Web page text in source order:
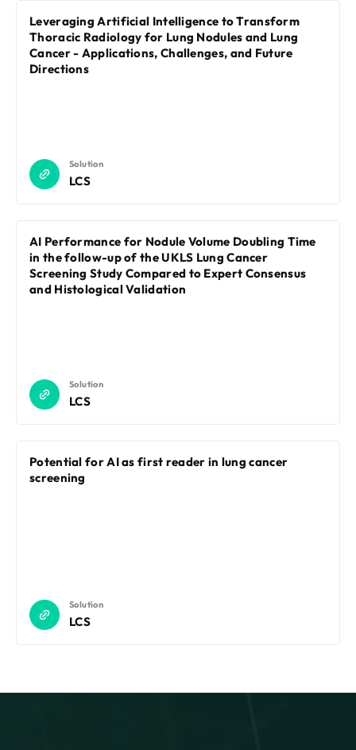
Leveraging Artificial Intelligence to Transform
Thoracic Radiology for Lung Nodules and Lung
Cancer - Applications, Challenges, and Future
Directions
Solution
LCS
AI Performance for Nodule Volume Doubling Time
in the follow-up of the UKLS Lung Cancer
Screening Study Compared to Expert Consensus
and Histological Validation
Solution
LCS
Potential for AI as first reader in lung cancer
screening
Solution
LCS